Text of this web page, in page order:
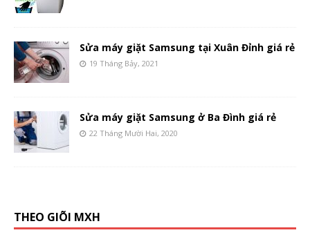
Sửa máy giặt Samsung tại Xuân Đỉnh giá rẻ
19 Tháng Bảy, 2021
Sửa máy giặt Samsung ở Ba Đình giá rẻ
22 Tháng Mười Hai, 2020
THEO GIÕI MXH